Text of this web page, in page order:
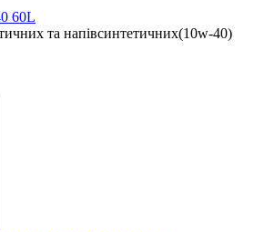
60L
та напівсинтетичних(10w-40)